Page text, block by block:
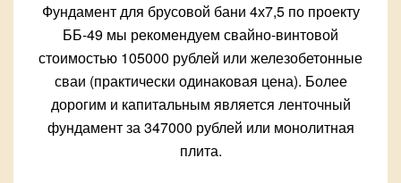
Фундамент для брусовой бани 4х7,5 по проекту
ББ-49 мы рекомендуем свайно-винтовой
стоимостью 105000 рублей или железобетонные
сваи (практически одинаковая цена). Более
дорогим и капитальным является ленточный
фундамент за 347000 рублей или монолитная
плита.